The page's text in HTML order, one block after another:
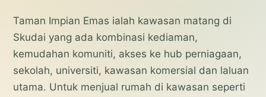
Taman Impian Emas ialah kawasan matang di
Skudai yang ada kombinasi kediaman,
kemudahan komuniti, akses ke hub perniagaan,
sekolah, universiti, kawasan komersial dan laluan
utama. Untuk menjual rumah di kawasan seperti